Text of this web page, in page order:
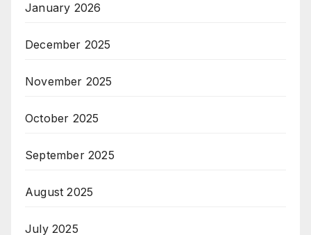
January 2026
December 2025
November 2025
October 2025
September 2025
August 2025
July 2025